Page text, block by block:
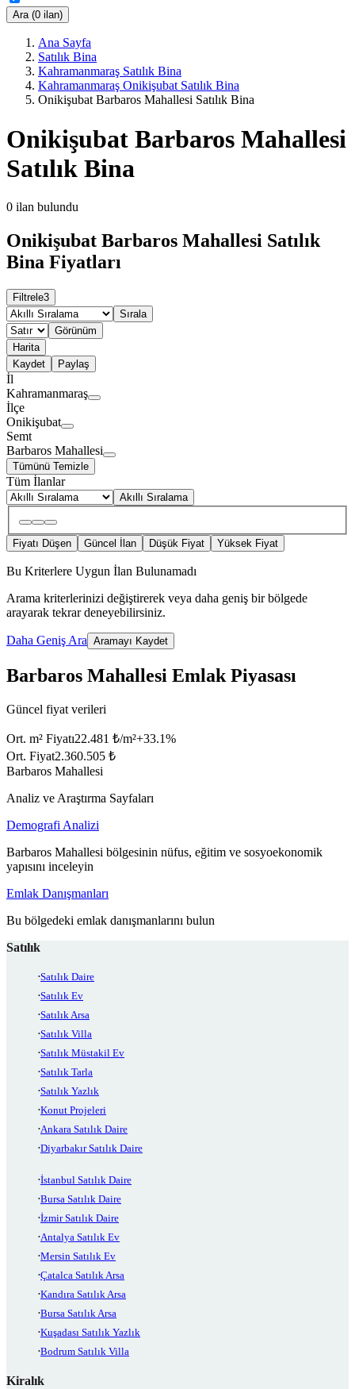
Ara (0 ilan)
Ana Sayfa
Satılık Bina
Kahramanmaraş Satılık Bina
Kahramanmaraş Onikişubat Satılık Bina
Onikişubat Barbaros Mahallesi Satılık Bina
Onikişubat Barbaros Mahallesi
Satılık Bina
0 ilan bulundu
Onikişubat Barbaros Mahallesi Satılık
Bina Fiyatları
Filtrele3
Sırala
Görünüm
Harita
Kaydet
Paylaş
İl
Kahramanmaraş
İlçe
Onikişubat
Semt
Barbaros Mahallesi
Tümünü Temizle
Tüm İlanlar
Akıllı Sıralama
Fiyatı Düşen Güncel İlan Düşük Fiyat Yüksek Fiyat
Bu Kriterlere Uygun İlan Bulunamadı
Arama kriterlerinizi değiştirerek veya daha geniş bir bölgede
arayarak tekrar deneyebilirsiniz.
Daha Geniş Ara Aramayı Kaydet
Barbaros Mahallesi Emlak Piyasası
Güncel fiyat verileri
Ort. m² Fiyatı22.481 ₺/m²+33.1%
Ort. Fiyat2.360.505 ₺
Barbaros Mahallesi
Analiz ve Araştırma Sayfaları
Demografi Analizi
Barbaros Mahallesi bölgesinin nüfus, eğitim ve sosyoekonomik
yapısını inceleyin
Emlak Danışmanları
Bu bölgedeki emlak danışmanlarını bulun
Satılık
Satılık Daire
Satılık Ev
Satılık Arsa
Satılık Villa
Satılık Müstakil Ev
Satılık Tarla
Satılık Yazlık
Konut Projeleri
Ankara Satılık Daire
Diyarbakır Satılık Daire
İstanbul Satılık Daire
Bursa Satılık Daire
İzmir Satılık Daire
Antalya Satılık Ev
Mersin Satılık Ev
Çatalca Satılık Arsa
Kandıra Satılık Arsa
Bursa Satılık Arsa
Kuşadası Satılık Yazlık
Bodrum Satılık Villa
Kiralık